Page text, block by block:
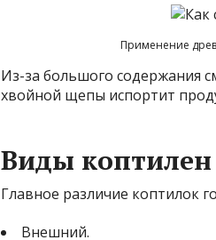
Применение
Из-за большого содержания
хвойной щепы испортит
Виды коптилен
Главное различие коптилок
Внешний.